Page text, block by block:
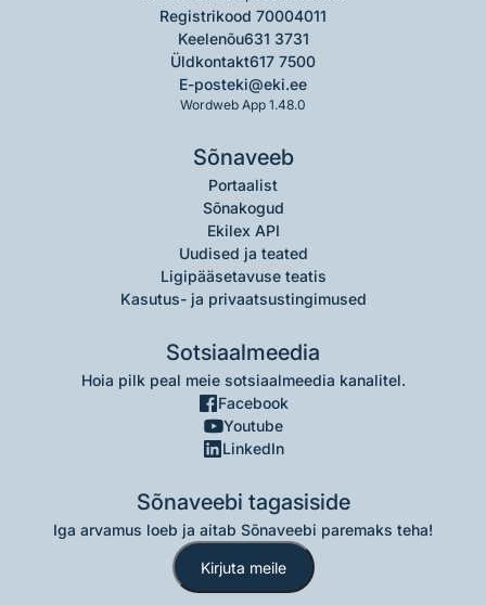
Registrikood 70004011
Keelenõu631 3731
Üldkontakt617 7500
E-posteki@eki.ee
Wordweb App 1.48.0
Sõnaveeb
Portaalist
Sõnakogud
Ekilex API
Uudised ja teated
Ligipääsetavuse teatis
Kasutus- ja privaatsustingimused
Sotsiaalmeedia
Hoia pilk peal meie sotsiaalmeedia kanalitel.
Facebook
Youtube
LinkedIn
Sõnaveebi tagasiside
Iga arvamus loeb ja aitab Sõnaveebi paremaks teha!
Kirjuta meile